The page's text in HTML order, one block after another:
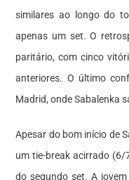
similares ao longo do
apenas um set. O
paritário, com cinco
anteriores. O último
Madrid, onde Sabalenka
Apesar do bom início de
um tie-break acirrado
do segundo set. A